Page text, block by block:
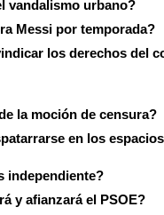
vandalismo urbano?
Messi por temporada?
los derechos del
la moción de censura?
en los espacios
independiente?
y afianzará el PSOE?